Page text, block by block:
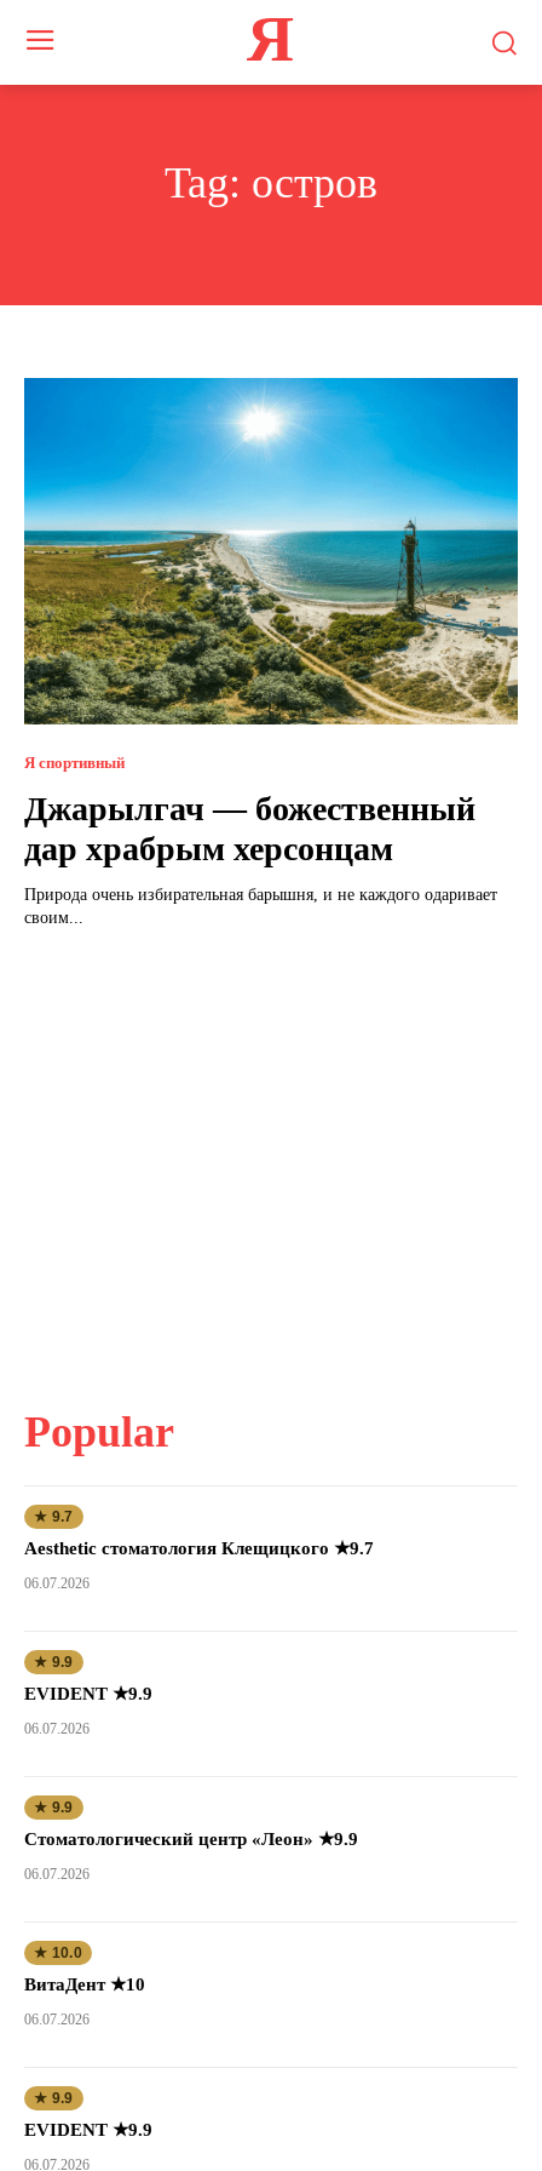
Я
Tag: остров
Я спортивный
Джарылгач — божественный
дар храбрым херсонцам
Природа очень избирательная барышня, и не каждого одаривает
своим...
Popular
★ 9.7
Aesthetic стоматология Клещицкого ★9.7
06.07.2026
★ 9.9
EVIDENT ★9.9
06.07.2026
★ 9.9
Стоматологический центр «Леон» ★9.9
06.07.2026
★ 10.0
ВитаДент ★10
06.07.2026
★ 9.9
EVIDENT ★9.9
06.07.2026